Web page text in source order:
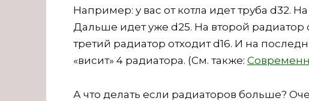
Например: у вас от котла идет труба d32.
Дальше идет уже d25. На второй радиатор
третий радиатор отходит d16. И на
«висит» 4 радиатора. (См. также:
А что делать если радиаторов больше?